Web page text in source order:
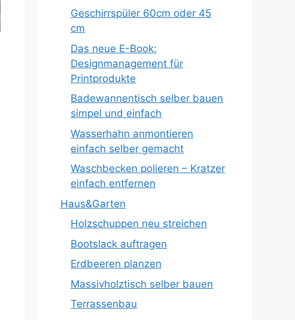
Geschirrspüler 60cm oder 45
cm
Das neue E-Book:
Designmanagement für
Printprodukte
Badewannentisch selber bauen
simpel und einfach
Wasserhahn anmontieren
einfach selber gemacht
Waschbecken polieren – Kratzer
einfach entfernen
Haus&Garten
Holzschuppen neu streichen
Bootslack auftragen
Erdbeeren planzen
Massivholztisch selber bauen
Terrassenbau